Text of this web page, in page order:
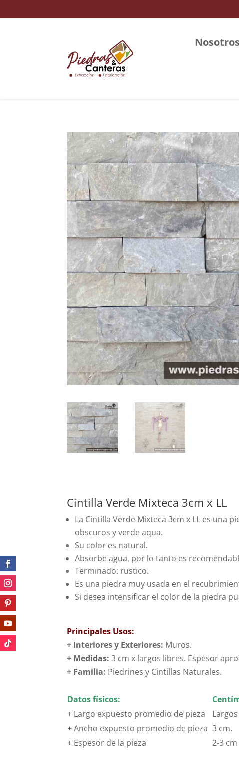
Nosotros
Cintilla Verde Mixteca 3cm x LL
La Cintilla Verde Mixteca 3cm x LL es una
obscuros y verde aqua.
Su color es natural.
Absorbe agua, por lo tanto es
Terminado: rustico.
Es una piedra muy usada en el
Si desea intensificar el color de la piedra
Principales Usos:
+ Interiores y Exteriores: Muros.
+ Medidas:3 cm x largos libres. Espesor
+ Familia: Piedrines y Cintillas Naturales.
Datos físicos:
+ Largo expuesto promedio de pieza
+ Ancho expuesto promedio de pieza 3 cm.
+ Espesor de la pieza
2-3 cm